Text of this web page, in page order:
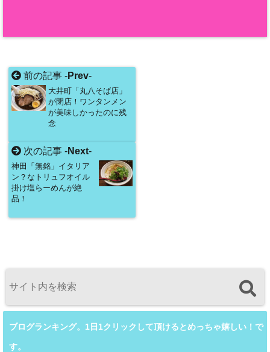
前の記事 -Prev-
大井町「丸八そば店」
が閉店！ワンタンメン
が美味しかったのに残
念
次の記事 -Next-
神田「無銘」イタリア
ン？なトリュフオイル
掛け塩らーめんが絶
品！
ブログランキング。1日1クリックして頂けるとめっちゃ嬉しい！で
す。